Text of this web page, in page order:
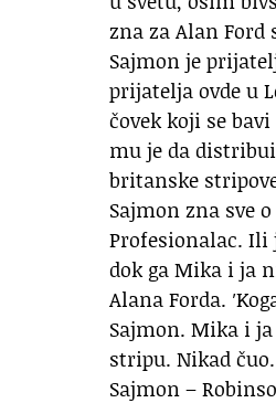
zna za Alan
Sajmon je
prijatelja ovde u
čovek koji se
mu je da
britanske
Sajmon zna sve
Profesionalac.
dok ga Mika i ja
Alana Forda.
Sajmon. Mika i
stripu. Nikad
Sajmon –